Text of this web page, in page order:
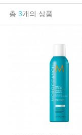
총 3개의 상품